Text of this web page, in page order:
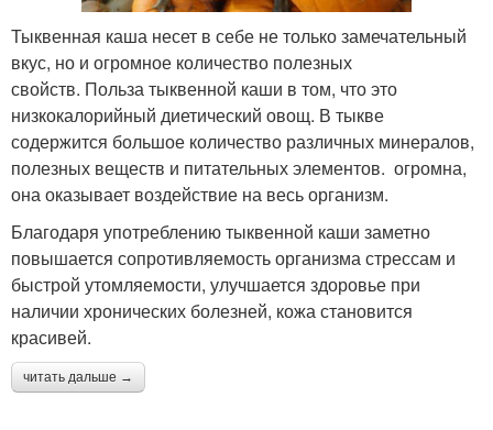
Тыквенная каша несет в себе не только замечательный
вкус, но и огромное количество полезных
свойств. Польза тыквенной каши в том, что это
низкокалорийный диетический овощ. В тыкве
содержится большое количество различных минералов,
полезных веществ и питательных элементов. огромна,
она оказывает воздействие на весь организм.
Благодаря употреблению тыквенной каши заметно
повышается сопротивляемость организма стрессам и
быстрой утомляемости, улучшается здоровье при
наличии хронических болезней, кожа становится
красивей.
читать дальше →